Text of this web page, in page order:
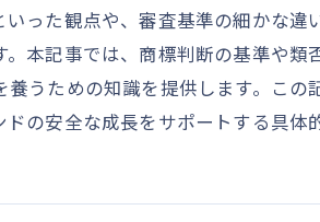
った観点や、審査基準の細かな
本記事では、商標判断の基準や
うための知識を提供します。こ
の安全な成長をサポートする具体